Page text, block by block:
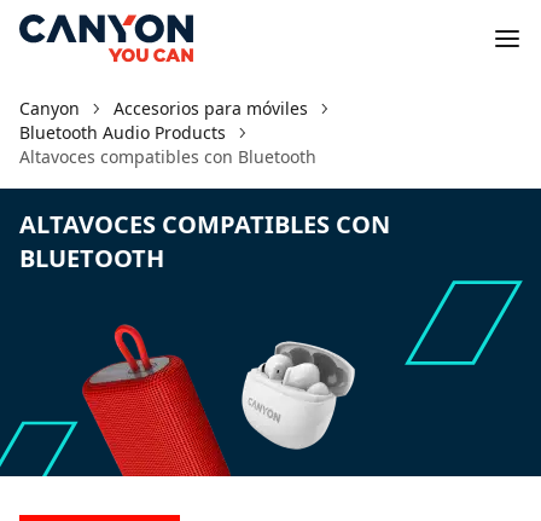
Canyon
Accesorios para móviles
Bluetooth Audio Products
Altavoces compatibles con Bluetooth
ALTAVOCES COMPATIBLES CON
BLUETOOTH